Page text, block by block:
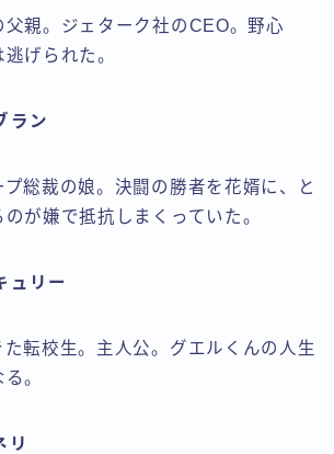
父親。ジェターク社のCEO。野心
げられた。
ラン
総裁の娘。決闘の勝者を花婿に、と
が嫌で抵抗しまくっていた。
ュリー
転校生。主人公。グエルくんの人生
。
リ